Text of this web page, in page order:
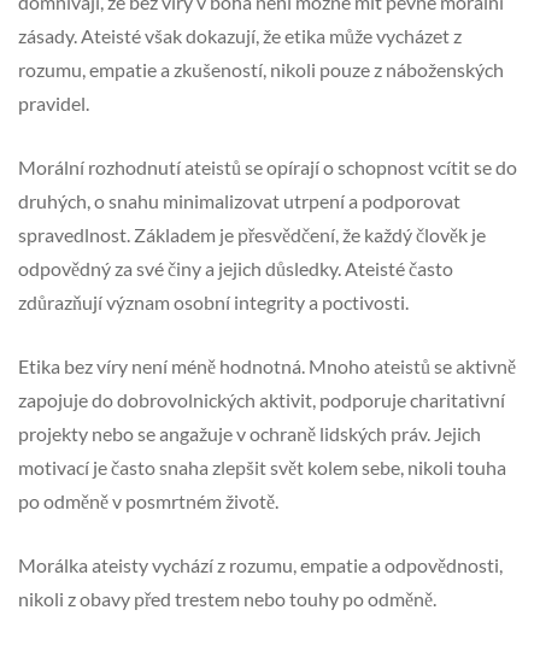
zásady. Ateisté však dokazují, že etika může vycházet z
rozumu, empatie a zkušeností, nikoli pouze z náboženských
pravidel.
Morální rozhodnutí ateistů se opírají o schopnost vcítit se do
druhých, o snahu minimalizovat utrpení a podporovat
spravedlnost. Základem je přesvědčení, že každý člověk je
odpovědný za své činy a jejich důsledky. Ateisté často
zdůrazňují význam osobní integrity a poctivosti.
Etika bez víry není méně hodnotná. Mnoho ateistů se aktivně
zapojuje do dobrovolnických aktivit, podporuje charitativní
projekty nebo se angažuje v ochraně lidských práv. Jejich
motivací je často snaha zlepšit svět kolem sebe, nikoli touha
po odměně v posmrtném životě.
Morálka ateisty vychází z rozumu, empatie a odpovědnosti,
nikoli z obavy před trestem nebo touhy po odměně.